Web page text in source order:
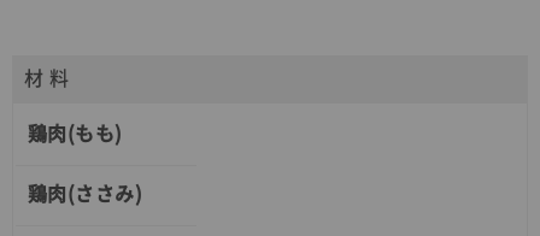
材 料
鶏肉(もも)
鶏肉(ささみ)